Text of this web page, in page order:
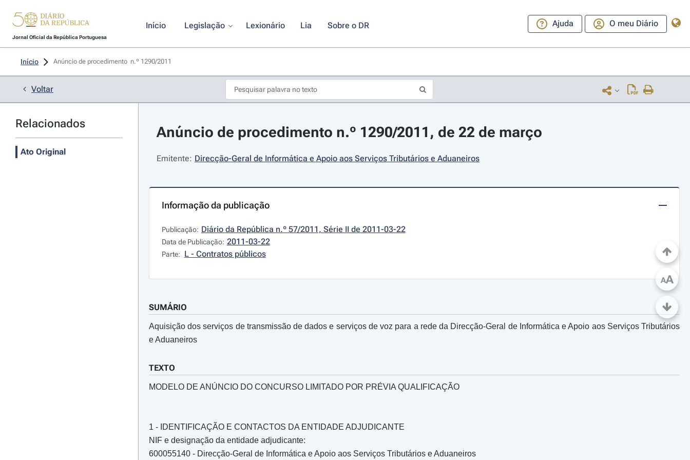
Jornal Oficial da República Portuguesa
Início Legislação Lexionário Lia Sobre o DR Ajuda O meu Diário
Início Anúncio de procedimento  n.º 1290/2011
Voltar
Relacionados
Ato Original
Anúncio de procedimento n.º 1290/2011, de 22 de março
Emitente: Direcção-Geral de Informática e Apoio aos Serviços Tributários e Aduaneiros
Informação da publicação
Publicação: Diário da República n.º 57/2011, Série II de 2011-03-22
Data de Publicação: 2011-03-22
Parte: L - Contratos públicos
SUMÁRIO
Aquisição dos serviços de transmissão de dados e serviços de voz para a rede da Direcção-Geral de Informática e Apoio aos Serviços Tributários
e Aduaneiros
TEXTO
MODELO DE ANÚNCIO DO CONCURSO LIMITADO POR PRÉVIA QUALIFICAÇÃO
1 - IDENTIFICAÇÃO E CONTACTOS DA ENTIDADE ADJUDICANTE
NIF e designação da entidade adjudicante:
600055140 - Direcção-Geral de Informática e Apoio aos Serviços Tributários e Aduaneiros
AA